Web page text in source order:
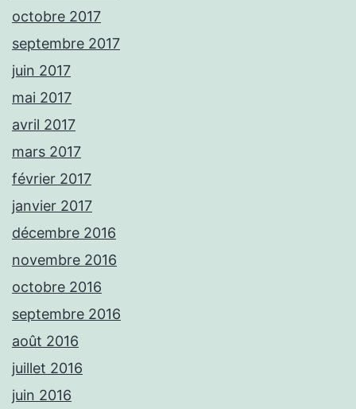
octobre 2017
septembre 2017
juin 2017
mai 2017
avril 2017
mars 2017
février 2017
janvier 2017
décembre 2016
novembre 2016
octobre 2016
septembre 2016
août 2016
juillet 2016
juin 2016